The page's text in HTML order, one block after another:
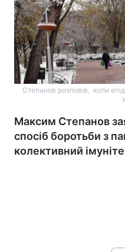
Степанов розповів, коли
Максим Степанов
спосіб боротьби з
колективний